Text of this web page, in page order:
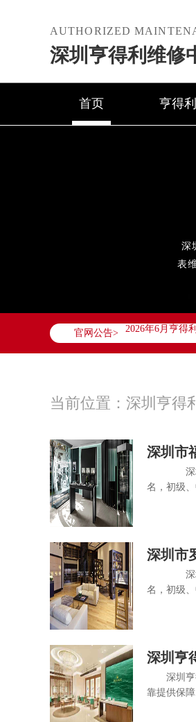
AUTHORIZED
深圳亨得利维修
首页 亨得
深
表
官网公告>
2026年6月亨得
2026年6月深圳
2026年6月亨得
节假日正常营业
当前位置： 深圳亨得
深圳市
深圳
名，初级
深圳市
深圳
名，初级
深圳亨
深圳
靠提供保